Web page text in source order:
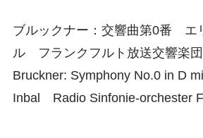
ブルックナー：交響曲第0番 エ
ル フランクフルト放送交響楽
Bruckner: Symphony No.0 in D
Inbal Radio Sinfonie-orchester